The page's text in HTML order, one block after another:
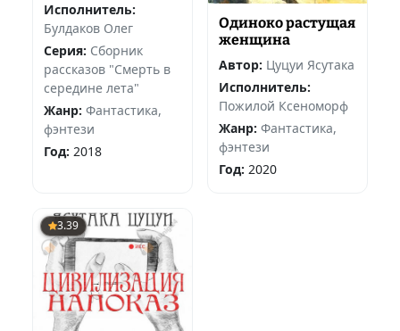
Исполнитель:
Булдаков Олег
Серия: Сборник
рассказов "Смерть в
середине лета"
Жанр: Фантастика,
фэнтези
Год: 2018
Одиноко растущая
женщина
Автор: Цуцуи Ясутака
Исполнитель:
Пожилой Ксеноморф
Жанр: Фантастика,
фэнтези
Год: 2020
3.39